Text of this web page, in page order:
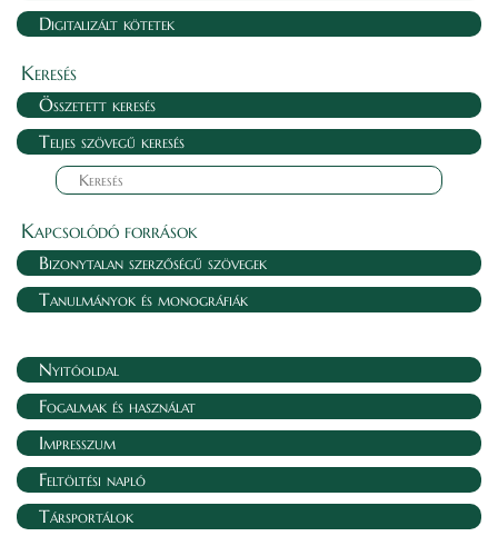
Digitalizált kötetek
Keresés
Összetett keresés
Teljes szövegű keresés
Kapcsolódó források
Bizonytalan szerzőségű szövegek
Tanulmányok és monográfiák
Nyitóoldal
Fogalmak és használat
Impresszum
Feltöltési napló
Társportálok